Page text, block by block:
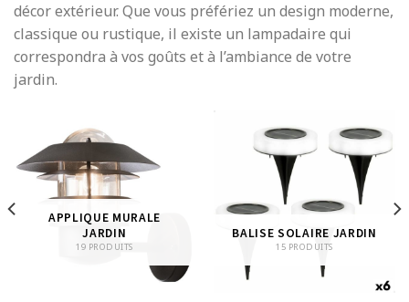
décor extérieur. Que vous préfériez un design moderne,
classique ou rustique, il existe un lampadaire qui
correspondra à vos goûts et à l’ambiance de votre
jardin.
APPLIQUE MURALE
JARDIN
19 PRODUITS
BALISE SOLAIRE JARDIN
15 PRODUITS